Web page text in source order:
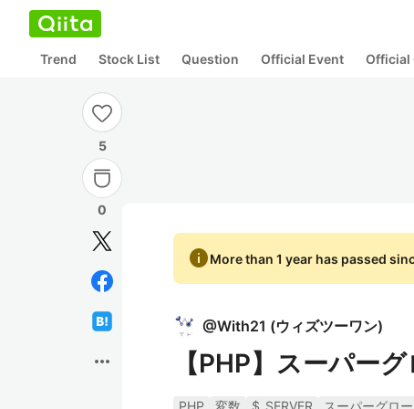
Trend Stock List Question Official Event Official
5
0
more_horiz
infoMore than 1 year has passed
@With21 (ウィズツーワン)
【PHP】スーパー
PHP 変数 $_SERVER
スーパーグロ